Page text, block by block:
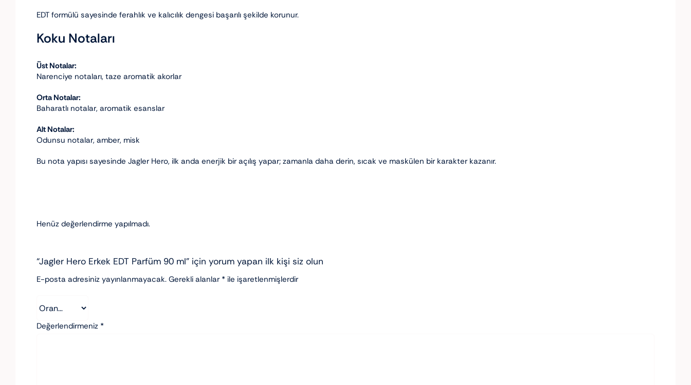
EDT formülü sayesinde ferahlık ve kalıcılık dengesi başarılı şekilde korunur.
Koku Notaları
Üst Notalar:
Narenciye notaları, taze aromatik akorlar
Orta Notalar:
Baharatlı notalar, aromatik esanslar
Alt Notalar:
Odunsu notalar, amber, misk
Bu nota yapısı sayesinde Jagler Hero, ilk anda enerjik bir açılış yapar; zamanla daha derin, sıcak ve maskülen bir karakter kazanır.
Henüz değerlendirme yapılmadı.
“Jagler Hero Erkek EDT Parfüm 90 ml” için yorum yapan ilk kişi siz olun
E-posta adresiniz yayınlanmayacak. Gerekli alanlar * ile işaretlenmişlerdir
Değerlendirmeniz *